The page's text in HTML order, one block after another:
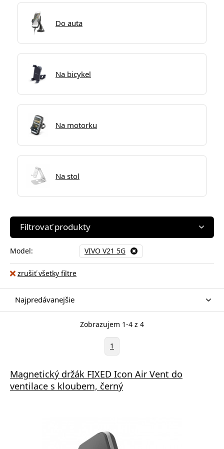
Do auta
Na bicykel
Na motorku
Na stol
Filtrovať produkty
Model: VIVO V21 5G
zrušiť všetky filtre
Najpredávanejšie
Zobrazujem 1-4 z 4
1
Magnetický držák FIXED Icon Air Vent do
ventilace s kloubem, černý